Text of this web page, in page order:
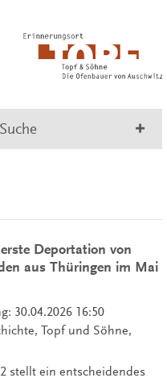
Suche
Deportation von
aus Thüringen im Mai
30.04.2026 16:50
Topf und Söhne,
stellt ein entscheidendes